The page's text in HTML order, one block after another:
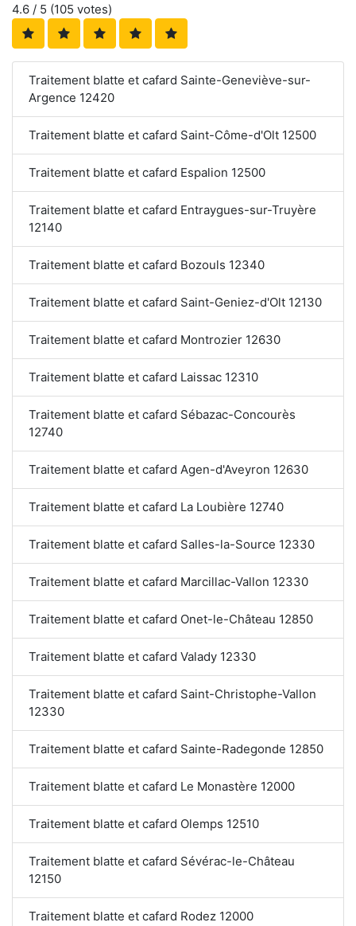
4.6 / 5 (105 votes)
Traitement blatte et cafard Sainte-Geneviève-sur-
Argence 12420
Traitement blatte et cafard Saint-Côme-d'Olt 12500
Traitement blatte et cafard Espalion 12500
Traitement blatte et cafard Entraygues-sur-Truyère
12140
Traitement blatte et cafard Bozouls 12340
Traitement blatte et cafard Saint-Geniez-d'Olt 12130
Traitement blatte et cafard Montrozier 12630
Traitement blatte et cafard Laissac 12310
Traitement blatte et cafard Sébazac-Concourès
12740
Traitement blatte et cafard Agen-d'Aveyron 12630
Traitement blatte et cafard La Loubière 12740
Traitement blatte et cafard Salles-la-Source 12330
Traitement blatte et cafard Marcillac-Vallon 12330
Traitement blatte et cafard Onet-le-Château 12850
Traitement blatte et cafard Valady 12330
Traitement blatte et cafard Saint-Christophe-Vallon
12330
Traitement blatte et cafard Sainte-Radegonde 12850
Traitement blatte et cafard Le Monastère 12000
Traitement blatte et cafard Olemps 12510
Traitement blatte et cafard Sévérac-le-Château
12150
Traitement blatte et cafard Rodez 12000